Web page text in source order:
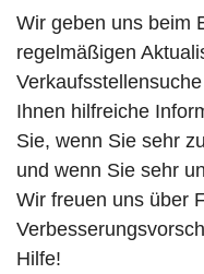
Wir geben uns beim
regelmäßigen
Ihnen hilfreiche
Sie, wenn Sie sehr
und wenn Sie sehr
Wir freuen uns über
Hilfe!